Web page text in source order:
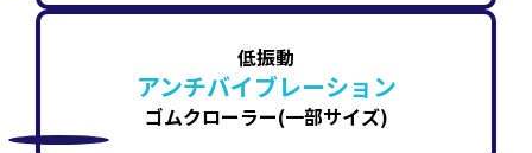
低振動
アンチバイブレーション
ゴムクローラー(一部サイズ)